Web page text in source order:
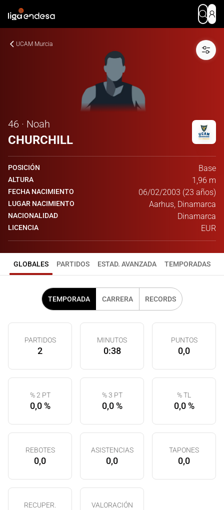
UCAM Murcia
46 · Noah
CHURCHILL
POSICIÓN Base
ALTURA 1,96 m
FECHA NACIMIENTO 06/02/2003 (23 años)
LUGAR NACIMIENTO Aarhus, Dinamarca
NACIONALIDAD Dinamarca
LICENCIA EUR
GLOBALES PARTIDOS ESTAD. AVANZADA TEMPORADAS
TEMPORADA CARRERA RECORDS
PARTIDOS
2
MINUTOS
0:38
PUNTOS
0,0
% 2 PT
0,0 %
% 3 PT
0,0 %
% TL
0,0 %
REBOTES
0,0
ASISTENCIAS
0,0
TAPONES
0,0
RECUPER. VALORACIÓN